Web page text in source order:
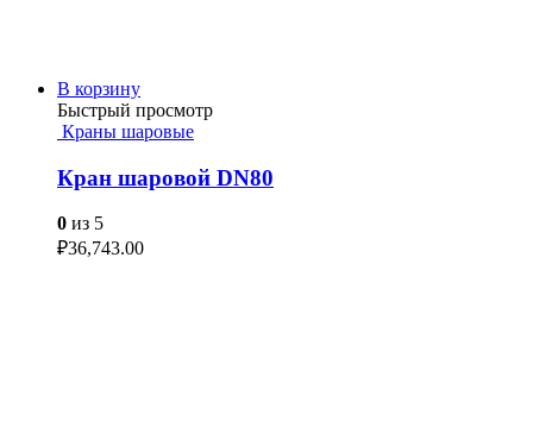
В корзину
Быстрый просмотр
Краны шаровые
Кран шаровой DN80
0 из 5
₽36,743.00